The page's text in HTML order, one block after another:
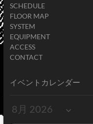
SCHEDULE
FLOOR MAP
SYSTEM
EQUIPMENT
ACCESS
CONTACT
イベントカレンダー